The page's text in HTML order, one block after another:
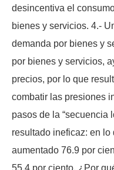
desincentiva el
bienes y servicios. 4.-
demanda por bienes y
por bienes y servicios,
precios, por lo que
combatir las presiones
pasos de la “secuencia
resultado ineficaz: en lo
aumentado 76.9 por